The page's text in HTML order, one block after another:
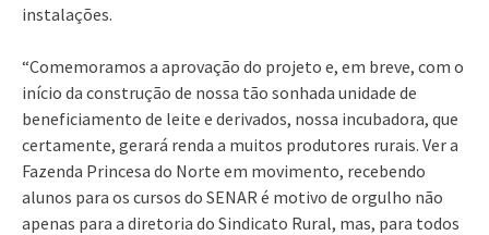
instalações.
“Comemoramos a aprovação do projeto e, em breve, com o
início da construção de nossa tão sonhada unidade de
beneficiamento de leite e derivados, nossa incubadora, que
certamente, gerará renda a muitos produtores rurais. Ver a
Fazenda Princesa do Norte em movimento, recebendo
alunos para os cursos do SENAR é motivo de orgulho não
apenas para a diretoria do Sindicato Rural, mas, para todos